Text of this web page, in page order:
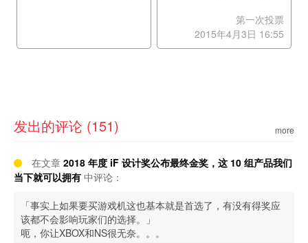
第一次投票
2015年4月3日 16:55
发出的评论 (151) more
在文章 2018 年度 iF 设计奖公布最终金奖，这 10 组产品我们
当下就可以拥有 中评论：
「事实上如果要买游戏机这也基本就是首选了，有没有得奖应
该都不会影响玩家们的选择。」
呃，你让XBOX和NS很无奈。。。